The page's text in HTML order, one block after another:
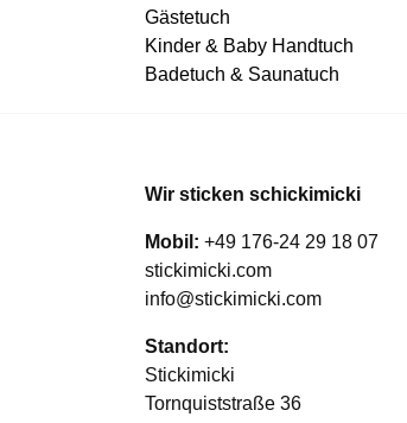
Gästetuch
Kinder & Baby Handtuch
Badetuch & Saunatuch
Wir sticken schickimicki
Mobil: +49 176-24 29 18 07
stickimicki.com
info@stickimicki.com
Standort:
Stickimicki
Tornquiststraße 36